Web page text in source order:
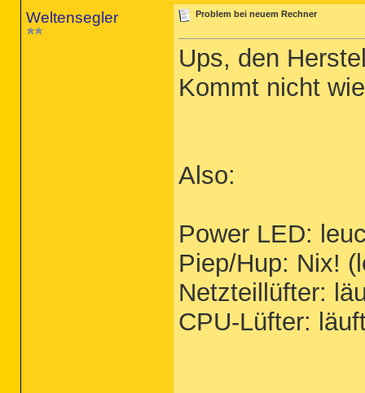
Weltensegler Problem bei neuem Rechner
Ups, den
Kommt nicht
Also:
Power LED:
Piep/Hup: Nix!
Netzteillüfter:
CPU-Lüfter: